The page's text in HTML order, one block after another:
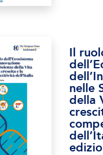
Il
nelle
della